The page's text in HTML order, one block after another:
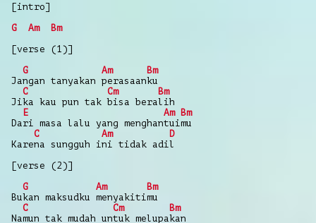
[intro]
G
Am
Bm
[verse (1)]
G
Am
Bm
Jangan tanyakan perasaanku
C
Cm
Bm
Jika kau pun tak bisa beralih
E
Am Bm
Dari masa lalu yang menghantuimu
C
Am
D
Karena sungguh ini tidak adil
[verse (2)]
G
Am
Bm
Bukan maksudku menyakitimu
C
Cm
Bm
Namun tak mudah untuk melupakan